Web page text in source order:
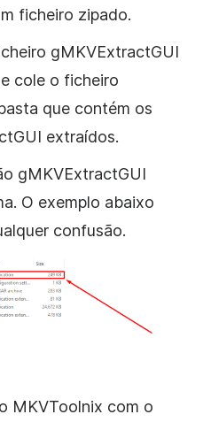
ficheiro zipado.
gMKVExtractGUI
cole o ficheiro
que contém os
extraídos.
gMKVExtractGUI
O exemplo abaixo
confusão.
MKVToolnix com o